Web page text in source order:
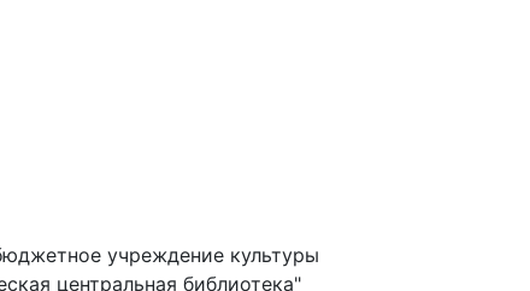
учреждение культуры
центральная библиотека"